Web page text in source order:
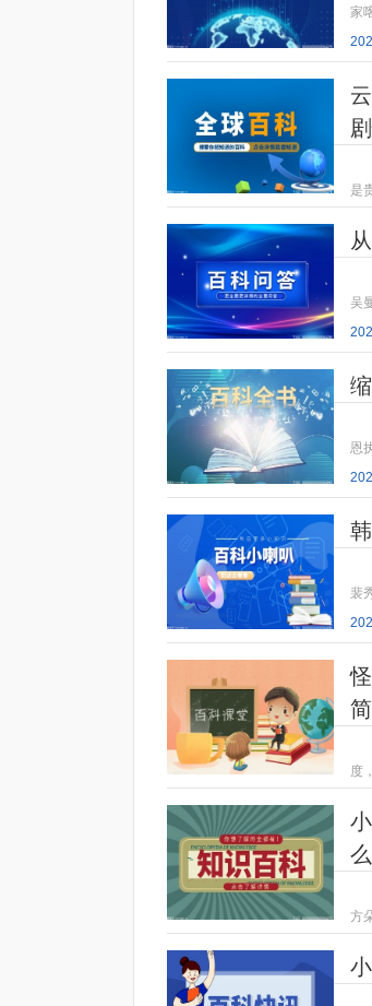
家
是
吴
恩
裴
度
方